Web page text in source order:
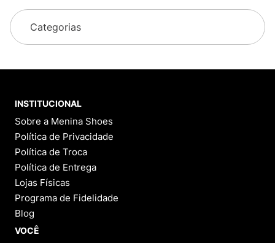
Categorias
INSTITUCIONAL
Sobre a Menina Shoes
Política de Privacidade
Política de Troca
Política de Entrega
Lojas Físicas
Programa de Fidelidade
Blog
VOCÊ